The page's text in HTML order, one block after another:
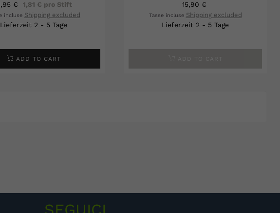
€ 1,81 € pro Stift
incluse Shipping excluded
Lieferzeit 2 - 5 Tage
ADD TO CART
15,90 €
Tasse incluse Shipping excluded
Lieferzeit 2 - 5 Tage
ADD TO CART